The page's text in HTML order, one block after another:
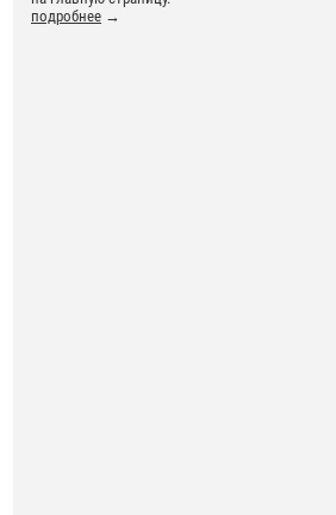
подробнее →